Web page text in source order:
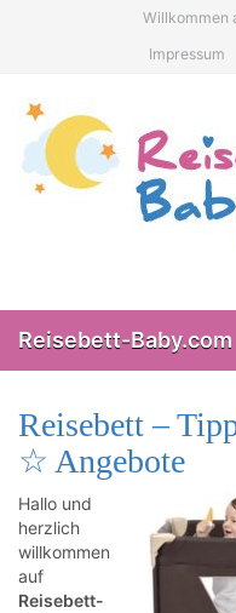
Willkommen
Impressum
Reisebett-Baby.com
Reisebett –
☆ Angebote
Hallo und
herzlich
willkommen
auf
Reisebett-